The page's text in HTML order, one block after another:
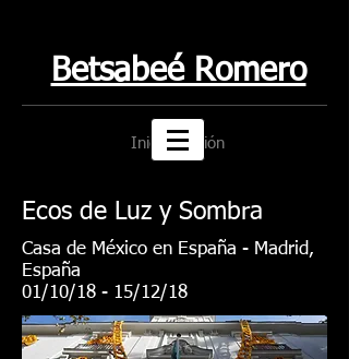
Betsabeé Romero
Iniciar sesión
Ecos de Luz y Sombra
Casa de México en España - Madrid,
España
01/10/18 - 15/12/18